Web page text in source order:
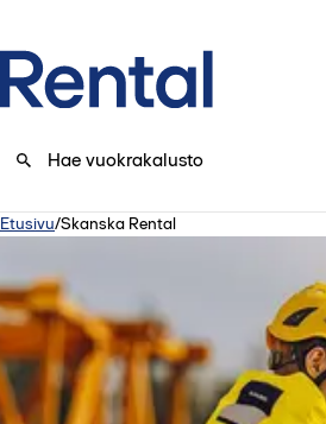
Etusivu/Skanska Rental